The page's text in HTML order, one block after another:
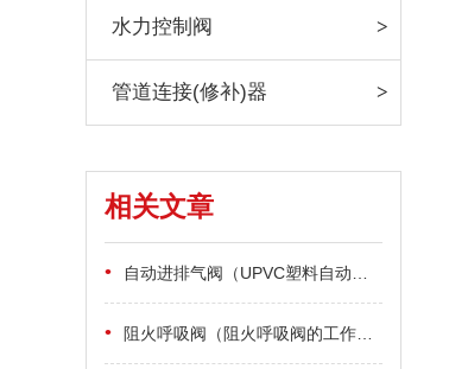
水力控制阀
管道连接(修补)器
相关文章
• 自动进排气阀（UPVC塑料自动进排气阀）
• 阻火呼吸阀（阻火呼吸阀的工作原理）